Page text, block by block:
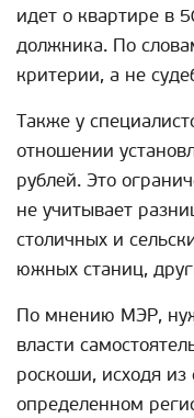
идет о квартире в
должника. По
критерии, а не
Также у
отношении
рублей. Это
не учитывает
столичных и
южных станиц,
По мнению МЭР,
власти
роскоши, исходя
определенном